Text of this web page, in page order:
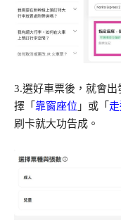
3.選好車票後，就會出
擇「 靠窗座位 」或「
刷卡就大功告成。